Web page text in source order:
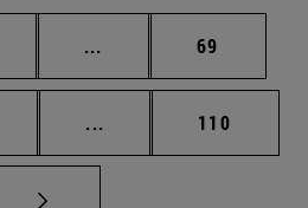
... Páginas intermedias
Página
69
... Páginas intermedias
Página
110